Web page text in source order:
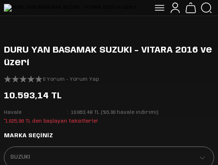
DURU YAN BASAMAK SUZUKI - VITARA 2016 ve
üzeri
0 Yorum - Yorum Yap
10.593,14 TL
Havale
10.063,48 TL (%5,00 havale indirimi)
*1.025,06 TL den başlayan taksitlerle!
MARKA SEÇİNİZ